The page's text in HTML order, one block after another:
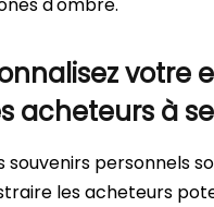
d'ombre.
votre
acheteurs à
souvenirs personnels
les acheteurs